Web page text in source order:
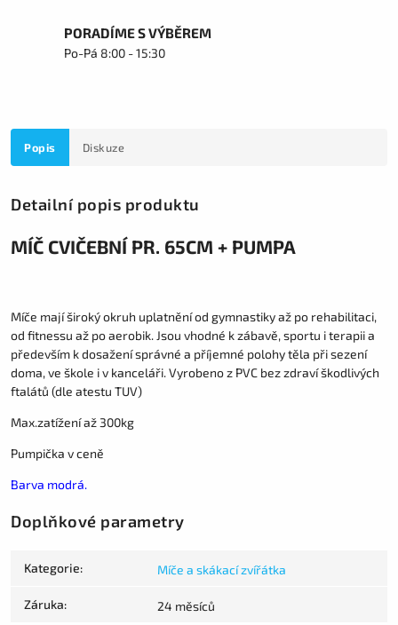
PORADÍME S VÝBĚREM
Po-Pá 8:00 - 15:30
Popis Diskuze
Detailní popis produktu
MÍČ CVIČEBNÍ PR. 65CM + PUMPA
Míče mají široký okruh uplatnění od gymnastiky až po rehabilitaci,
od fitnessu až po aerobik. Jsou vhodné k zábavě, sportu i terapii a
především k dosažení správné a příjemné polohy těla při sezení
doma, ve škole i v kanceláři. Vyrobeno z PVC bez zdraví škodlivých
ftalátů (dle atestu TUV)
Max.zatížení až 300kg
Pumpička v ceně
Barva modrá.
Doplňkové parametry
Kategorie: Míče a skákací zvířátka
Záruka: 24 měsíců